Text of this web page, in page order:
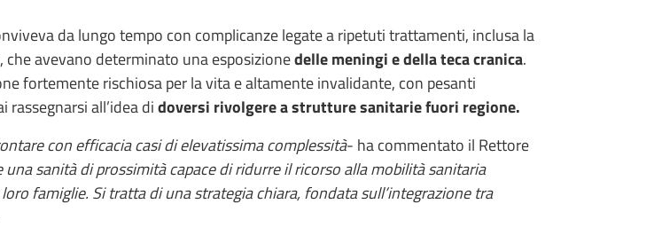
da lungo tempo con complicanze legate a ripetuti trattamenti, inclusa la
che avevano determinato una esposizionedelle meningi e della teca cranica.
fortemente rischiosa per la vita e altamente invalidante, con pesanti
all’idea didoversi rivolgere a strutture sanitarie fuori regione.
con efficacia casi di elevatissima complessità- ha commentato il Rettore
una sanità di prossimità capace di ridurre il ricorso alla mobilità sanitaria
famiglie. Si tratta di una strategia chiara, fondata sull’integrazione tra